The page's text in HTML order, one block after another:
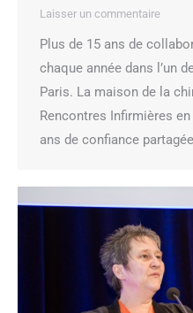
Laisser un commentaire
Plus de 15 ans de
chaque année dans l’un
Paris. La maison de la
Rencontres Infirmières
ans de confiance partagée